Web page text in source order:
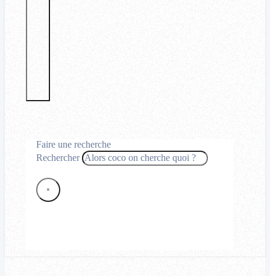
Faire une recherche
Rechercher
×